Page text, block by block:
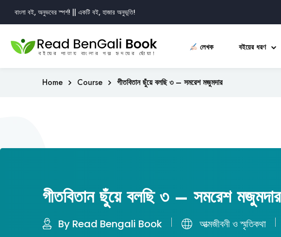
বাংলা বই, অনুভবের স্পর্শ! || একটি বই, হাজার অনুভূতি!
লেখক বইয়ের ধরণ
Home Course গীতবিতান ছুঁয়ে বলছি ৩ – সমরেশ মজুমদার
গীতবিতান ছুঁয়ে বলছি ৩ – সমরেশ মজুমদার
By Read Bengali Book আত্মজীবনী ও স্মৃতিকথা